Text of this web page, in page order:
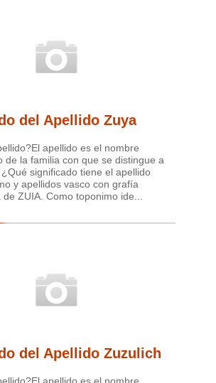
del Apellido Zuya
apellido es el nombre
de la familia con que se distingue a
significado tiene el apellido
y apellidos vasco con grafía
ZUIA. Como toponimo ide...
del Apellido Zuzulich